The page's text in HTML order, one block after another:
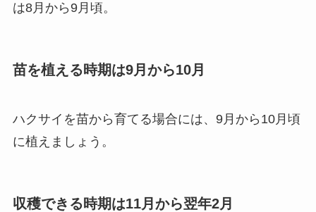
は8月から9月頃。
苗を植える時期は9月から10月
ハクサイを苗から育てる場合には、9月から10月頃
に植えましょう。
収穫できる時期は11月から翌年2月